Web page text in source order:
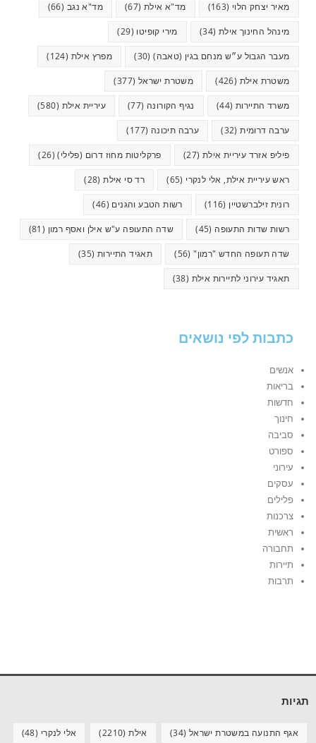
מאיר יצחק הלוי (163) מד"א אילת (67) מד"א נגב (66)
מינהל החינוך אילת (34) מירי קופיטו (29)
מעבר הגבול ע״ש מנחם בגין (טאבה)(30) מפרץ אילת (124)
משטרת אילת (426) משטרת ישראל (377)
משרד התיירות (44) נגיף הקורונה (77) עיריית אילת (580)
ערבה דרומית(32) ערבה תיכונה (177)
פיליפ אזרד עיריית אילת (27) פרקליטות מחוז דרום (פלילי)(26)
ראש עיריית אילת, אלי לנקרי (65) רד סי אילת(28)
רונית זילברשטיין (116) רשות הטבע והגנים (46)
רשות שדות התעופה (45) שדה התעופה ע"ש אילן ואסף רמון (81)
שדה תעופה החדש "רמון"(56) תאגיד התיירות (35)
תאגיד עירוני לתיירות אילת (38)
כתבות לפי נושאים
אנשים
בריאות
חדשות
חינוך
סביבה
ספורט
עירוני
עסקים
פלילים
צרכנות
ראשית
תחבורה
תיירות
תרבות
תגיות
אגף התנועה במשטרת ישראל (34) אילת(2210) אלי לנקרי (48)